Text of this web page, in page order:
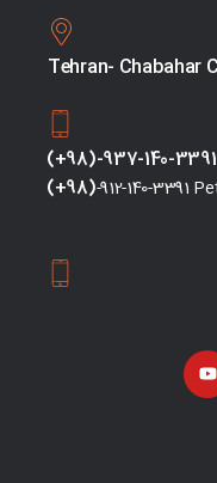
Tehran- Chabahar
(+98)-937-140-3391
(+98)-912-140-3391